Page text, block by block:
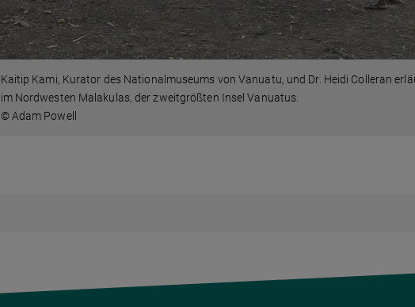
Kaitip Kami, Kurator des Nationalmuseums von Vanuatu, und Dr. Heidi Colleran
im Nordwesten Malakulas, der zweitgrößten Insel Vanuatus.
© Adam Powell